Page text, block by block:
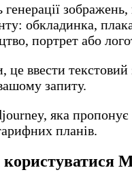
обкладинка,
портрет або
ввести
запиту.
яка
планів.